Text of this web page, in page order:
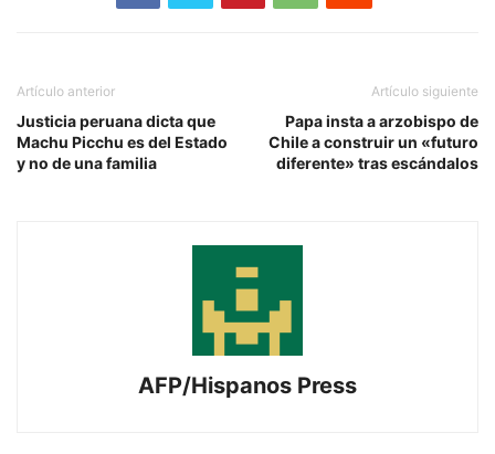
Artículo anterior
Justicia peruana dicta que
Machu Picchu es del Estado
y no de una familia
Artículo siguiente
Papa insta a arzobispo de
Chile a construir un «futuro
diferente» tras escándalos
AFP/Hispanos Press